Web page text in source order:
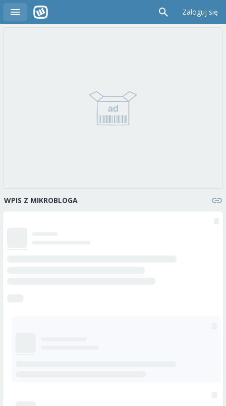
Zaloguj się
WPIS Z MIKROBLOGA